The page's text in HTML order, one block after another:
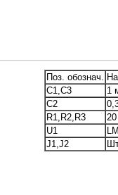
Поз. обознач.
C1,C3
1
C2
R1,R2,R3
U1
J1,J2